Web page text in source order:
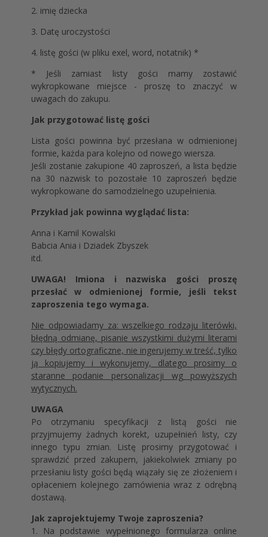
2. imię dziecka
3. Datę uroczystości
4. listę gości (w pliku exel, word, notatnik) *
* Jeśli zamiast listy gości mamy zostawić
wykropkowane miejsce - proszę to znaczyć w
uwagach do zakupu.
Jak przygotować listę gości
Lista gości powinna być przesłana w odmienionej
formie, każda para kolejno od nowego wiersza.
Jeśli zostanie zakupione 40 zaproszeń, a lista będzie
na 30 nazwisk to pozostałe 10 zaproszeń będzie
wykropkowane do samodzielnego uzupełnienia.
Przykład jak powinna wyglądać lista:
Anna i Kamil Kowalski
Babcia Ania i Dziadek Zbyszek
itd.
UWAGA! Imiona i nazwiska gości proszę
przesłać w odmienionej formie, jeśli tekst
zaproszenia tego wymaga.
Nie odpowiadamy za: wszelkiego rodzaju literówki,
błędną odmianę, pisanie wszystkimi dużymi literami
czy błędy ortograficzne, nie ingerujemy w treść, tylko
ją kopiujemy i wykonujemy, dlatego prosimy o
staranne podanie personalizacji wg powyższych
wytycznych.
UWAGA
Po otrzymaniu specyfikacji z listą gości nie
przyjmujemy żadnych korekt, uzupełnień listy, czy
innego typu zmian. Listę prosimy przygotować i
sprawdzić przed zakupem, jakiekolwiek zmiany po
przesłaniu listy gości będą wiązały się ze złożeniem i
opłaceniem kolejnego zamówienia wraz z odrębną
dostawą.
Jak zaprojektujemy Twoje zaproszenia?
1. Na podstawie wypełnionego formularza online